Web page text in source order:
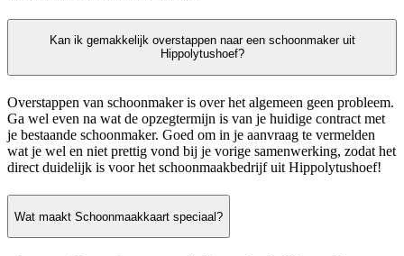
Kan ik gemakkelijk overstappen naar een schoonmaker uit
Hippolytushoef?
Overstappen van schoonmaker is over het algemeen geen probleem.
Ga wel even na wat de opzegtermijn is van je huidige contract met
je bestaande schoonmaker. Goed om in je aanvraag te vermelden
wat je wel en niet prettig vond bij je vorige samenwerking, zodat het
direct duidelijk is voor het schoonmaakbedrijf uit Hippolytushoef!
Wat maakt Schoonmaakkaart speciaal?